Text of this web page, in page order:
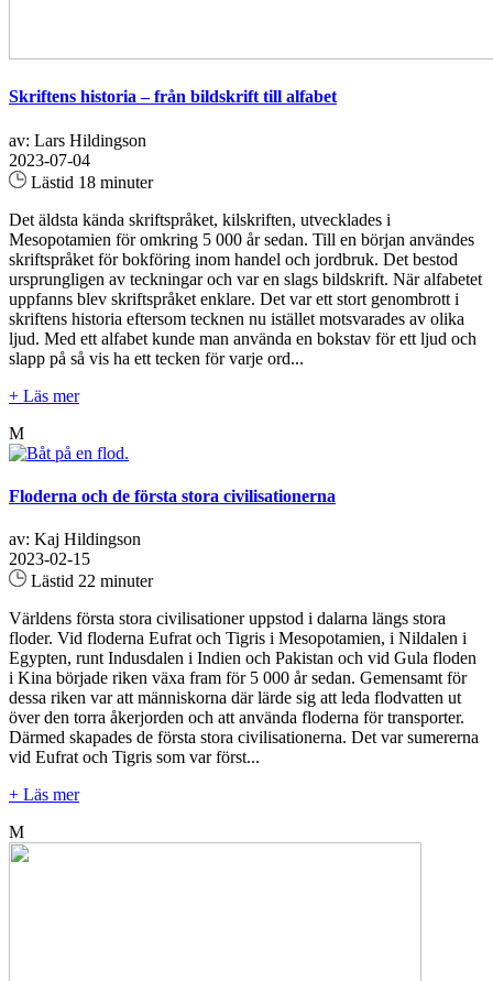
Skriftens historia – från bildskrift till alfabet
av: Lars Hildingson
2023-07-04
Lästid 18 minuter
Det äldsta kända skriftspråket, kilskriften, utvecklades i
Mesopotamien för omkring 5 000 år sedan. Till en början användes
skriftspråket för bokföring inom handel och jordbruk. Det bestod
ursprungligen av teckningar och var en slags bildskrift. När alfabetet
uppfanns blev skriftspråket enklare. Det var ett stort genombrott i
skriftens historia eftersom tecknen nu istället motsvarades av olika
ljud. Med ett alfabet kunde man använda en bokstav för ett ljud och
slapp på så vis ha ett tecken för varje ord...
+ Läs mer
M
Floderna och de första stora civilisationerna
av: Kaj Hildingson
2023-02-15
Lästid 22 minuter
Världens första stora civilisationer uppstod i dalarna längs stora
floder. Vid floderna Eufrat och Tigris i Mesopotamien, i Nildalen i
Egypten, runt Indusdalen i Indien och Pakistan och vid Gula floden
i Kina började riken växa fram för 5 000 år sedan. Gemensamt för
dessa riken var att människorna där lärde sig att leda flodvatten ut
över den torra åkerjorden och att använda floderna för transporter.
Därmed skapades de första stora civilisationerna. Det var sumererna
vid Eufrat och Tigris som var först...
+ Läs mer
M